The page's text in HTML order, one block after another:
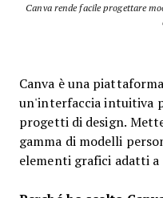
Canva rende facile progettare
Canva è una
un'interfaccia intuitiva
progetti di design.
gamma di modelli
elementi grafici adatti a